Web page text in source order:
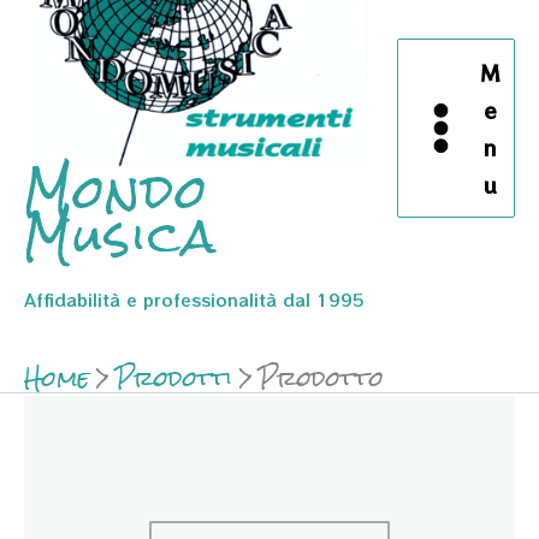
Mondo
Musica
Affidabilità e professionalità dal 1995
M
e
n
u
Home Prodotti Prodotto